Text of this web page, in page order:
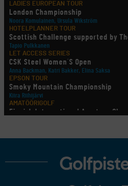
LADIES EUROPEAN TOUR
London Championship
Noora Komulainen, Ursula Wikström
HOTELPLANNER TOUR
Scottish Challenge supported by
Tapio Pulkkanen
LET ACCESS SERIES
CSK Steel Women´S Open
Anna Backman, Katri Bakker, Elina Saksa
EPSON TOUR
Smoky Mountain Championship
Kiira Riihijärvi
AMATÖÖRIGOLF
Finnish International Amateur
U18/FJT/Aulanko)
Staysure PGA Seniors Championship
U.S. Women's Amateur